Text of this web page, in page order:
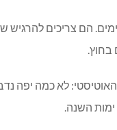
הם צריכים
האוטיסטי: לא כמה יפה
השנה.